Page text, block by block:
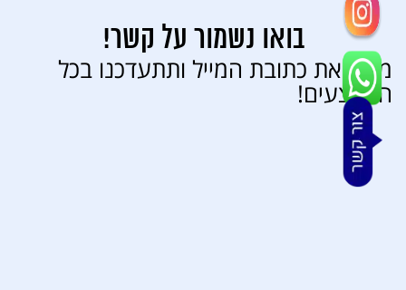
בואו נשמור על קשר!
מלאו את כתובת המייל ותתעדכנו בכל
המבצעים!